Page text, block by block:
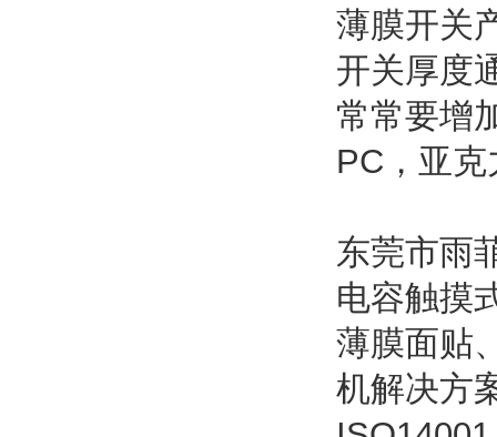
薄膜开关
开关厚度
常常要增
PC，亚
东莞市雨
电容触摸
薄膜面贴
机解决方